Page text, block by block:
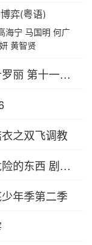
Kongmalai
弈(粤语)
海宁 马国明 何广
黄智贤
丽 第十一季
之双飞调教
的东西 剧场
年季第二季